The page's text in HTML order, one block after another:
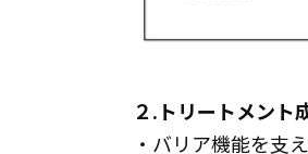
２.トリートメント
・バリア機能を支